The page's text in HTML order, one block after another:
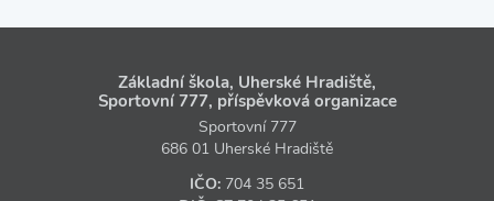
Základní škola, Uherské Hradiště,
Sportovní 777, příspěvková organizace
Sportovní 777
686 01 Uherské Hradiště
IČO: 704 35 651